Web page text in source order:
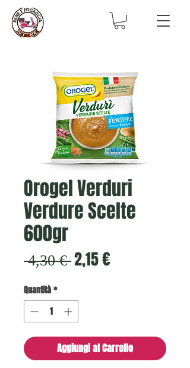
Orogel Verduri
Verdure Scelte
600gr
4,30 € Prezzo
2,15 €Prezzo
Quantità*
Aggiungi al Carrello